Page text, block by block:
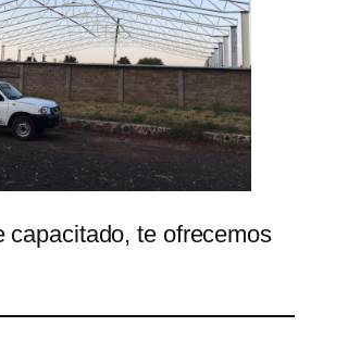
capacitado, te ofrecemos